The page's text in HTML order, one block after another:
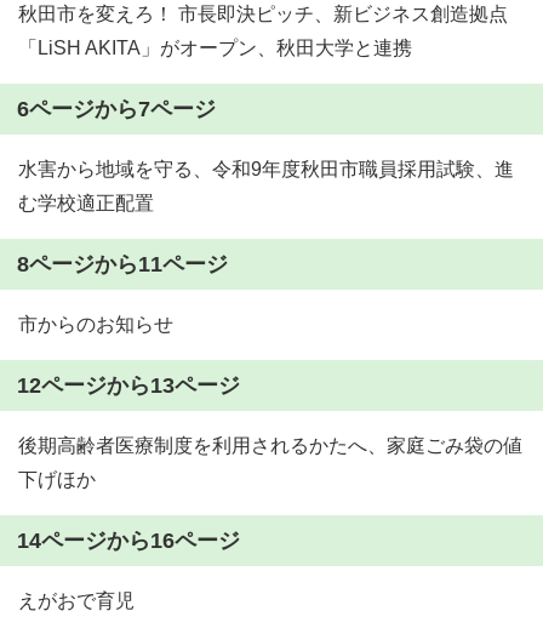
秋田市を変えろ！ 市長即決ピッチ、新ビジネス創造拠点
「LiSH AKITA」がオープン、秋田大学と連携
6ページから7ページ
水害から地域を守る、令和9年度秋田市職員採用試験、進
む学校適正配置
8ページから11ページ
市からのお知らせ
12ページから13ページ
後期高齢者医療制度を利用されるかたへ、家庭ごみ袋の値
下げほか
14ページから16ページ
えがおで育児